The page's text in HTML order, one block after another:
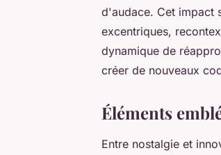
d'audace. Cet impact
excentriques,
dynamique de
créer de nouveaux
Éléments
Entre nostalgie et